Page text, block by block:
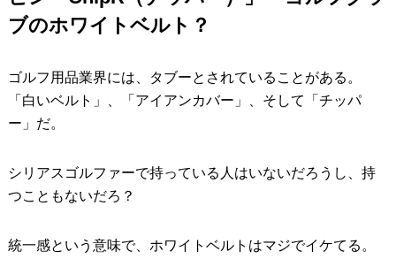
ブのホワイトベルト？
ゴルフ用品業界には、タブーとされていることがある。
「白いベルト」、「アイアンカバー」、そして「チッパ
ー」だ。
シリアスゴルファーで持っている人はいないだろうし、持
つこともないだろ？
統一感という意味で、ホワイトベルトはマジでイケてる。